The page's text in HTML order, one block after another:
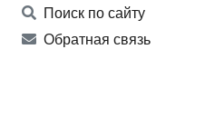
Поиск по сайту
Обратная связь